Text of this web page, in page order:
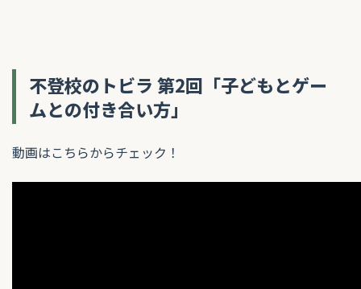
不登校のトビラ 第2回「子どもとゲー
ムとの付き合い方」
動画はこちらからチェック！